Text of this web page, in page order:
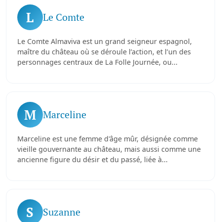
L Le Comte
Le Comte Almaviva est un grand seigneur espagnol,
maître du château où se déroule l’action, et l’un des
personnages centraux de La Folle Journée, ou...
M Marceline
Marceline est une femme d'âge mûr, désignée comme
vieille gouvernante au château, mais aussi comme une
ancienne figure du désir et du passé, liée à...
S Suzanne